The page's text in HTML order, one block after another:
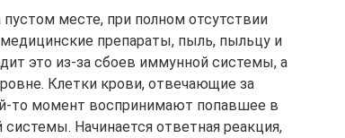
месте, при полном отсутствии
препараты, пыль, пыльцу и
это из-за сбоев иммунной системы, а
Клетки крови, отвечающие за
то момент воспринимают попавшее в
Начинается ответная реакция,